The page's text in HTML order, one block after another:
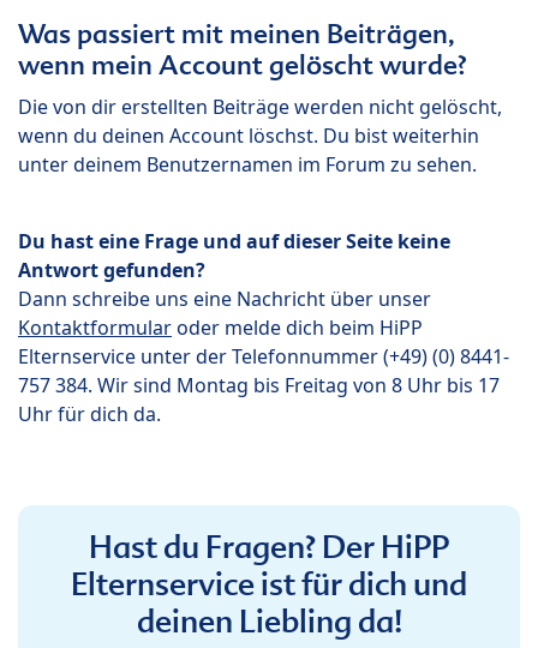
Was passiert mit meinen Beiträgen,
wenn mein Account gelöscht wurde?
Die von dir erstellten Beiträge werden nicht gelöscht,
wenn du deinen Account löschst. Du bist weiterhin
unter deinem Benutzernamen im Forum zu sehen.
Du hast eine Frage und auf dieser Seite keine
Antwort gefunden?
Dann schreibe uns eine Nachricht über unser
Kontaktformularoder melde dich beim HiPP
Elternservice unter der Telefonnummer (+49) (0) 8441-
757 384. Wir sind Montag bis Freitag von 8 Uhr bis 17
Uhr für dich da.
Hast du Fragen? Der HiPP
Elternservice ist für dich und
deinen Liebling da!